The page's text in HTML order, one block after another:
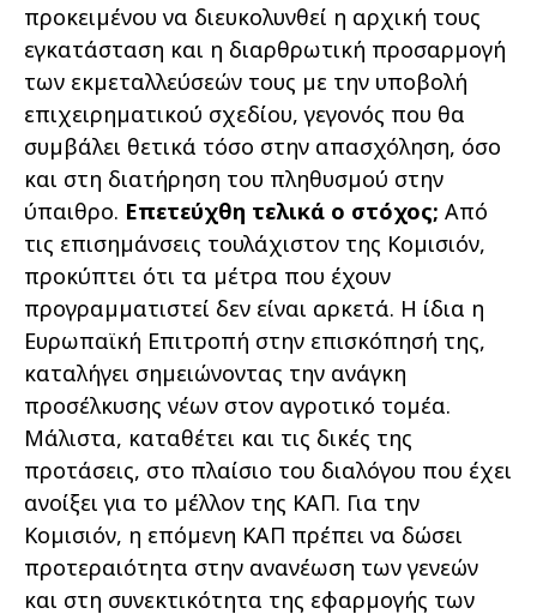
προκειµένου να διευκολυνθεί η αρχική τους
εγκατάσταση και η διαρθρωτική προσαρµογή
των εκµεταλλεύσεών τους µε την υποβολή
επιχειρηµατικού σχεδίου, γεγονός που θα
συµβάλει θετικά τόσο στην απασχόληση, όσο
και στη διατήρηση του πληθυσµού στην
ύπαιθρο. Επετεύχθη τελικά ο στόχος; Από
τις επισηµάνσεις τουλάχιστον της Κοµισιόν,
προκύπτει ότι τα µέτρα που έχουν
προγραµµατιστεί δεν είναι αρκετά. Η ίδια η
Ευρωπαϊκή Επιτροπή στην επισκόπησή της,
καταλήγει σηµειώνοντας την ανάγκη
προσέλκυσης νέων στον αγροτικό τοµέα.
Μάλιστα, καταθέτει και τις δικές της
προτάσεις, στο πλαίσιο του διαλόγου που έχει
ανοίξει για το µέλλον της ΚΑΠ. Για την
Κοµισιόν, η επόµενη ΚΑΠ πρέπει να δώσει
προτεραιότητα στην ανανέωση των γενεών
και στη συνεκτικότητα της εφαρµογής των